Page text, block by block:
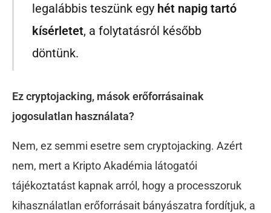
legalábbis teszünk egy hét napig tartó
kísérletet, a folytatásról később
döntünk.
Ez cryptojacking, mások erőforrásainak
jogosulatlan használata?
Nem, ez semmi esetre sem cryptojacking. Azért
nem, mert a Kripto Akadémia látogatói
tájékoztatást kapnak arról, hogy a processzoruk
kihasználatlan erőforrásait bányászatra fordítjuk, a